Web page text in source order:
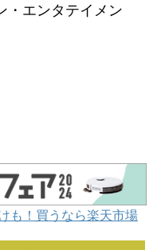
・エンタテイメン
も！買うなら楽天市場